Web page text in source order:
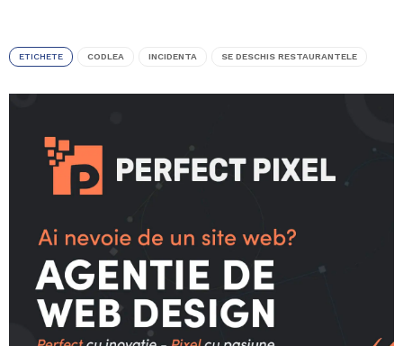
ETICHETE CODLEA INCIDENTA SE DESCHIS RESTAURANTELE